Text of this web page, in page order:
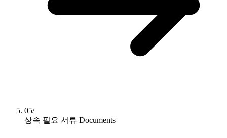
05/
상속 필요 서류 Documents